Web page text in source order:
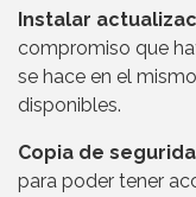
Instalar
compromiso que
se hace en el
disponibles.
Copia de
para poder tener